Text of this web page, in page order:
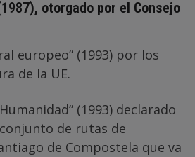
otorgado por el Consejo
europeo” (1993) por los
de la UE.
(1993) declarado
de rutas de
de Compostela que va